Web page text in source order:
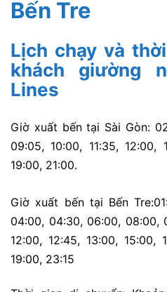
Bến Tre
Lịch chạy và
khách giường
Lines
Giờ xuất bến tại Sài Gòn:
09:05, 10:00, 11:35, 12:00,
19:00, 21:00.
Giờ xuất bến tại Bến Tre:
04:00, 04:30, 06:00, 08:00,
12:00, 12:45, 13:00, 15:00,
19:00, 23:15